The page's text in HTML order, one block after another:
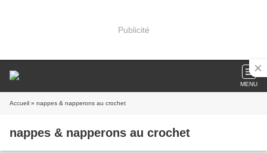
Publicité
MENU
Accueil » nappes & napperons au crochet
nappes & napperons au crochet